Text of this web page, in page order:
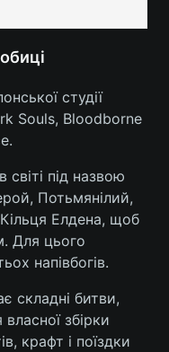
студії
Souls, Bloodborne
світі під назвою
Потьмянілий,
Елдена, щоб
Для цього
напівбогів.
складні битви,
збірки
крафт і поїздки